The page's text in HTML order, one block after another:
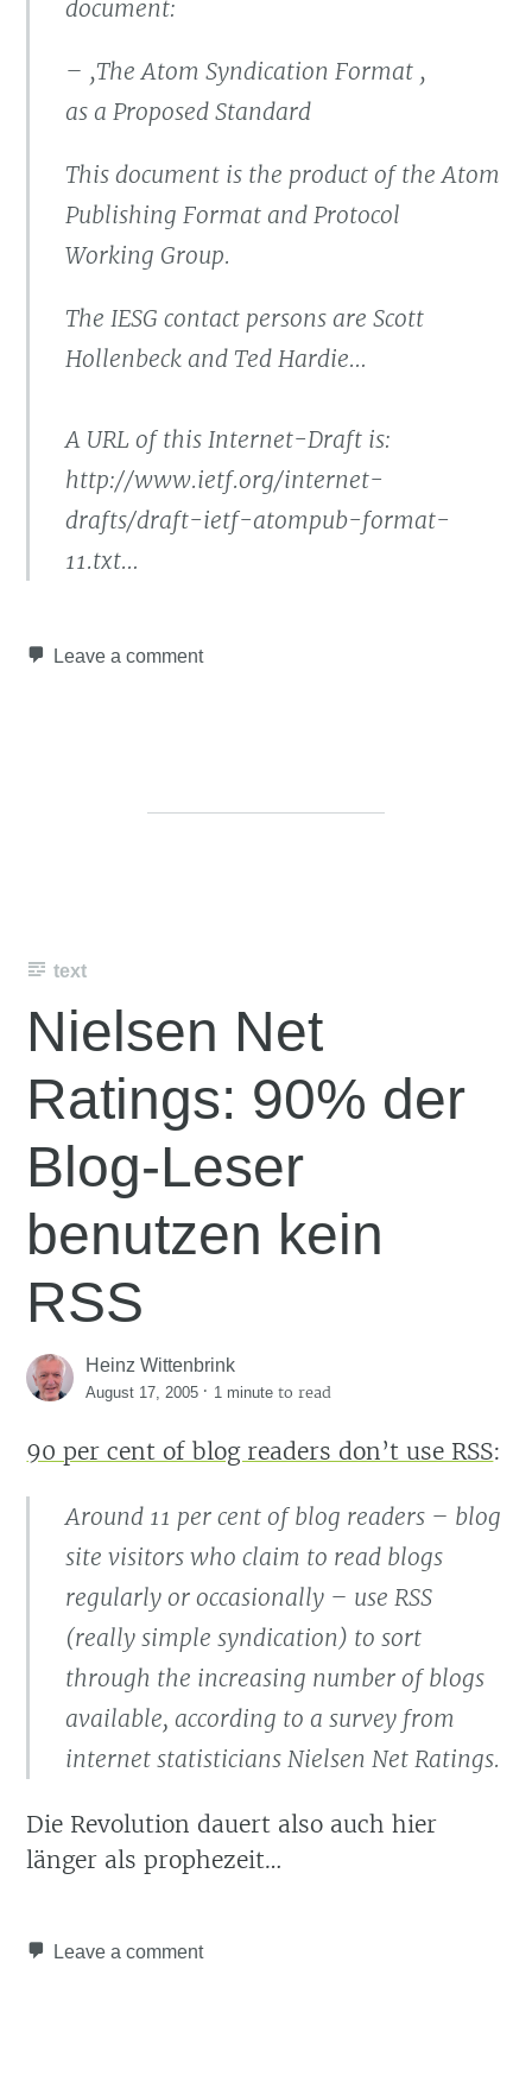
document:
– ‚The Atom Syndication Format ‚
as a Proposed Standard
This document is the product of the Atom
Publishing Format and Protocol
Working Group.
The IESG contact persons are Scott
Hollenbeck and Ted Hardie…
A URL of this Internet-Draft is:
http://www.ietf.org/internet-
drafts/draft-ietf-atompub-format-
11.txt…
Leave a comment
text
Nielsen Net
Ratings: 90% der
Blog-Leser
benutzen kein
RSS
Heinz Wittenbrink
August 17, 2005 · 1 minute to read
90 per cent of blog readers don’t use RSS:
Around 11 per cent of blog readers – blog
site visitors who claim to read blogs
regularly or occasionally – use RSS
(really simple syndication) to sort
through the increasing number of blogs
available, according to a survey from
internet statisticians Nielsen Net Ratings.
Die Revolution dauert also auch hier
länger als prophezeit…
Leave a comment